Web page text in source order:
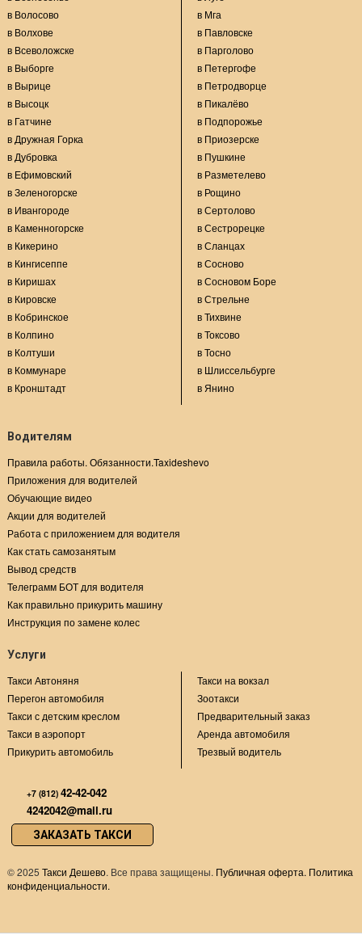
в Волосово
в Волхове
в Всеволожске
в Выборге
в Вырице
в Высоцк
в Гатчине
в Дружная Горка
в Дубровка
в Ефимовский
в Зеленогорске
в Ивангороде
в Каменногорске
в Кикерино
в Кингисеппе
в Киришах
в Кировске
в Кобринское
в Колпино
в Колтуши
в Коммунаре
в Кронштадт
в Мга
в Павловске
в Парголово
в Петергофе
в Петродворце
в Пикалёво
в Подпорожье
в Приозерске
в Пушкине
в Разметелево
в Рощино
в Сертолово
в Сестрорецке
в Сланцах
в Сосново
в Сосновом Боре
в Стрельне
в Тихвине
в Токсово
в Тосно
в Шлиссельбурге
в Янино
Водителям
Правила работы. Обязанности.Taxideshevo
Приложения для водителей
Обучающие видео
Акции для водителей
Работа с приложением для водителя
Как стать самозанятым
Вывод средств
Телеграмм БОТ для водителя
Как правильно прикурить машину
Инструкция по замене колес
Услуги
Такси Автоняня
Перегон автомобиля
Такси с детским креслом
Такси в аэропорт
Прикурить автомобиль
Такси на вокзал
Зоотакси
Предварительный заказ
Аренда автомобиля
Трезвый водитель
+7 (812) 42-42-042
4242042@mail.ru
ЗАКАЗАТЬ ТАКСИ
©2025 Такси Дешево. Все права защищены. Публичная оферта. Политика
конфиденциальности.